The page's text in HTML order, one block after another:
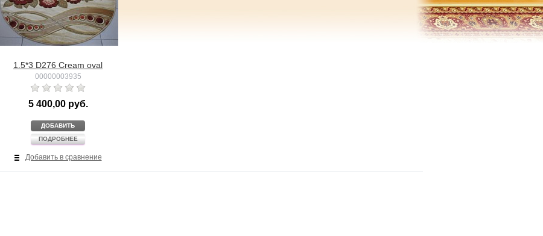
1.5*3 D276 Cream oval
00000003935
5 400,00 руб.
ДОБАВИТЬ
ПОДРОБНЕЕ
Добавить в сравнение